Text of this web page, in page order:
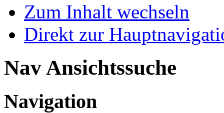
Zum Inhalt wechseln
Direkt zur
Nav Ansichtssuche
Navigation